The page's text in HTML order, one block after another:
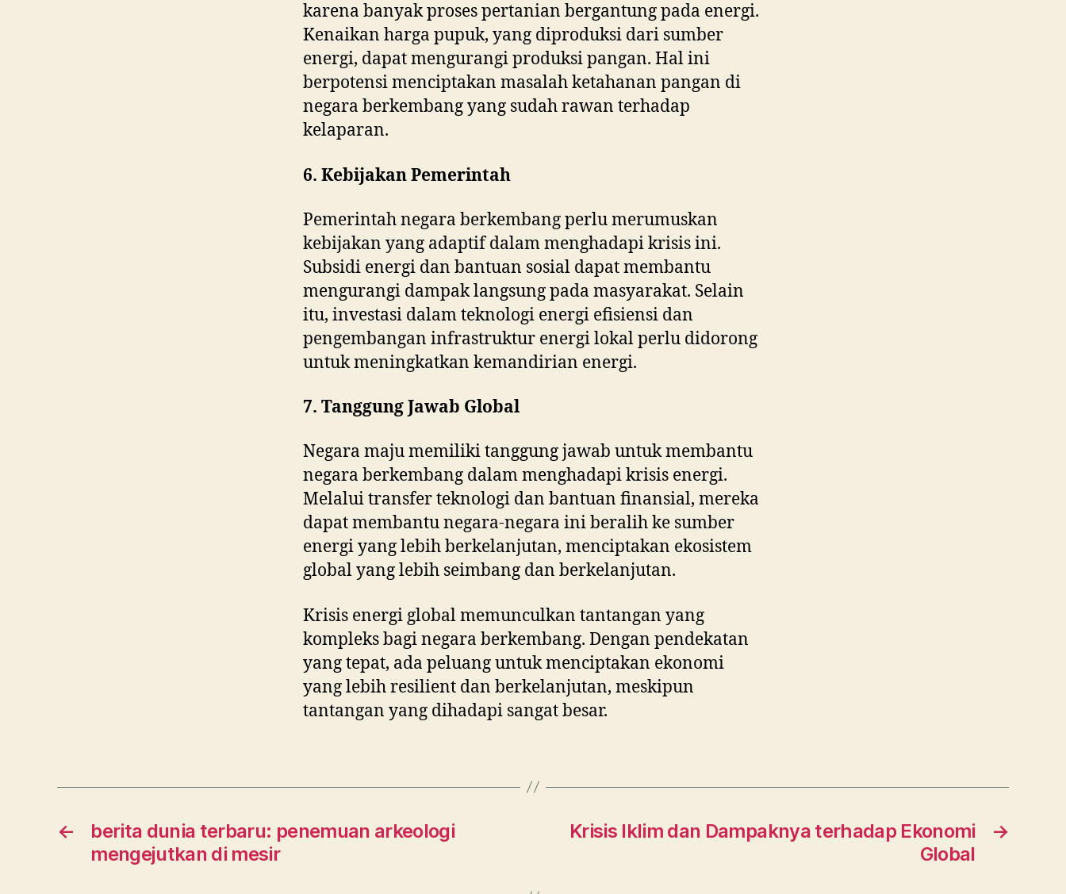
karena banyak proses pertanian bergantung pada energi.
Kenaikan harga pupuk, yang diproduksi dari sumber
energi, dapat mengurangi produksi pangan. Hal ini
berpotensi menciptakan masalah ketahanan pangan di
negara berkembang yang sudah rawan terhadap
kelaparan.
6. Kebijakan Pemerintah
Pemerintah negara berkembang perlu merumuskan
kebijakan yang adaptif dalam menghadapi krisis ini.
Subsidi energi dan bantuan sosial dapat membantu
mengurangi dampak langsung pada masyarakat. Selain
itu, investasi dalam teknologi energi efisiensi dan
pengembangan infrastruktur energi lokal perlu didorong
untuk meningkatkan kemandirian energi.
7. Tanggung Jawab Global
Negara maju memiliki tanggung jawab untuk membantu
negara berkembang dalam menghadapi krisis energi.
Melalui transfer teknologi dan bantuan finansial, mereka
dapat membantu negara-negara ini beralih ke sumber
energi yang lebih berkelanjutan, menciptakan ekosistem
global yang lebih seimbang dan berkelanjutan.
Krisis energi global memunculkan tantangan yang
kompleks bagi negara berkembang. Dengan pendekatan
yang tepat, ada peluang untuk menciptakan ekonomi
yang lebih resilient dan berkelanjutan, meskipun
tantangan yang dihadapi sangat besar.
←
berita dunia terbaru: penemuan arkeologi
mengejutkan di mesir
→
Krisis Iklim dan Dampaknya terhadap Ekonomi
Global